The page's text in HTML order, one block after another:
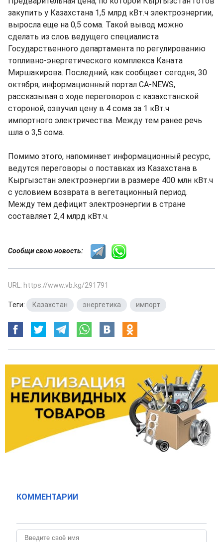
закупить у Казахстана 1,5 млрд кВт.ч электроэнергии,
выросла еще на 0,5 сома. Такой вывод можно
сделать из слов ведущего специалиста
Государственного департамента по регулированию
топливно-энергетического комплекса Каната
Миршакирова. Последний, как сообщает сегодня, 30
октября, информационный портал CA-NEWS,
рассказывая о ходе переговоров с казахстанской
стороной, озвучил цену в 4 сома за 1 кВт.ч
импортного электричества. Между тем ранее речь
шла о 3,5 сома.
Помимо этого, напоминает информационный ресурс,
ведутся переговоры о поставках из Казахстана в
Кыргызстан электроэнергии в размере 400 млн кВт.ч
с условием возврата в вегетационный период.
Между тем дефицит электроэнергии в стране
составляет 2,4 млрд кВт.ч.
Сообщи свою новость:
URL: https://www.vb.kg/291791
Теги: Казахстан энергетика импорт
КОММЕНТАРИИ